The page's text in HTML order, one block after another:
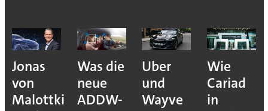
Jonas
von
Malottki
Was die
neue
ADDW-
Uber
und
Wayve
Wie
Cariad
in